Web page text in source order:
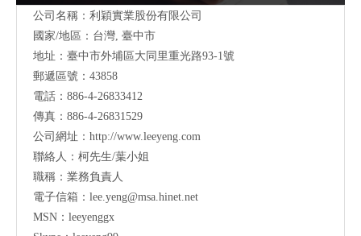
公司名稱：利穎實業股份有限公司
國家/地區：台灣, 臺中市
地址： 臺中市外埔區大同里重光路93-1號
郵遞區號：43858
電話：886-4-26833412
傳真：886-4-26831529
公司網址： http://www.leeyeng.com
聯絡人：柯先生/葉小姐
職稱：業務負責人
電子信箱：lee.yeng@msa.hinet.net
MSN：leeyenggx